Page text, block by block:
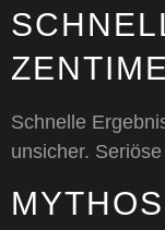
Schnelle
unsicher.